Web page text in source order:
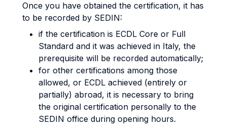
Once you have obtained the certification, it has
to be recorded by SEDIN:
if the certification is ECDL Core or Full
Standard and it was achieved in Italy, the
prerequisite will be recorded automatically;
for other certifications among those
allowed, or ECDL achieved (entirely or
partially) abroad, it is necessary to bring
the original certification personally to the
SEDIN office during opening hours.